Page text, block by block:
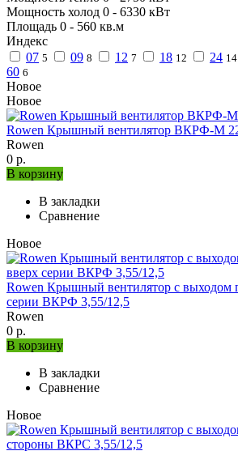
Мощность холод 0 - 6330 кВт
Площадь 0 - 560 кв.м
Индекс
07 5 09 8 12 7 18 12 24 14
60 6
Новое
Новое
Rowen Крышный вентилятор ВКРФ-М
Rowen
0 р.
В корзину
В закладки
Сравнение
Новое
Rowen Крышный вентилятор с выходом
серии ВКРФ 3,55/12,5
Rowen
0 р.
В корзину
В закладки
Сравнение
Новое